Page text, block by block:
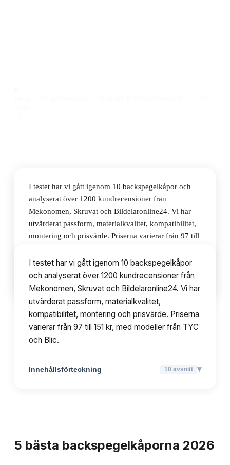
I testet har vi gått igenom 10 backspegelkåpor och
analyserat över 1200 kundrecensioner från
Mekonomen, Skruvat och Bildelaronline24. Vi har
utvärderat passform, materialkvalitet, kompatibilitet,
montering och prisvärde. Priserna varierar från 97 till
Innehållsförteckning 10avsnitt
I testet har vi gått igenom 10 backspegelkåpor
och analyserat över 1200 kundrecensioner från
Mekonomen, Skruvat och Bildelaronline24. Vi har
utvärderat passform, materialkvalitet,
kompatibilitet, montering och prisvärde. Priserna
varierar från 97 till 151 kr, med modeller från TYC
och Blic.
Innehållsförteckning 10 avsnitt ▾
5 bästa backspegelkåporna 2026